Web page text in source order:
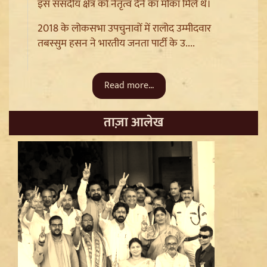
Trisha Krishnan पर टिप्पणी मामले में Udhayanidhi Stalin
Arrest, जानें चेन्नई पुलिस ने कौन सी धाराएं लगाईं
इस संसदीय क्षेत्र को नेतृत्व देने का मौका मिले थे।
2018 के लोकसभा उपचुनावों में रालोद उम्मीदवार
तबस्सुम हसन ने भारतीय जनता पार्टी के उ....
Read more...
ताज़ा आलेख